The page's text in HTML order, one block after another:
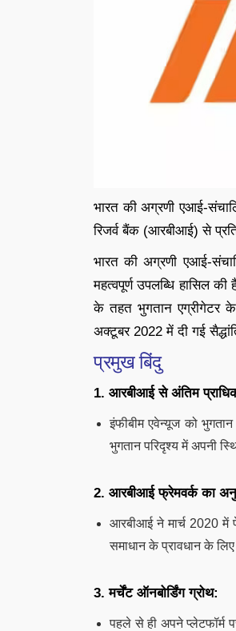
भारत की अग्रणी एआई-
रिजर्व बैंक (आरबीआई) से
भारत की अग्रणी एआई-
महत्वपूर्ण उपलब्धि हासिल
के तहत भुगतान एग्रीगेटर के
अक्टूबर 2022 में दी गई
प्रमुख बिंदु
1. आरबीआई से अंतिम
इंफीबीम एवेन्यूज को
भुगतान परिदृश्य में अपनी
2. आरबीआई फ्रेमवर्क का
आरबीआई ने मार्च 2020 में
समाधान के प्रावधान के
3. मर्चेंट ऑनबोर्डिंग ग्रोथ:
पहले से ही अपने प्लेटफॉर्म